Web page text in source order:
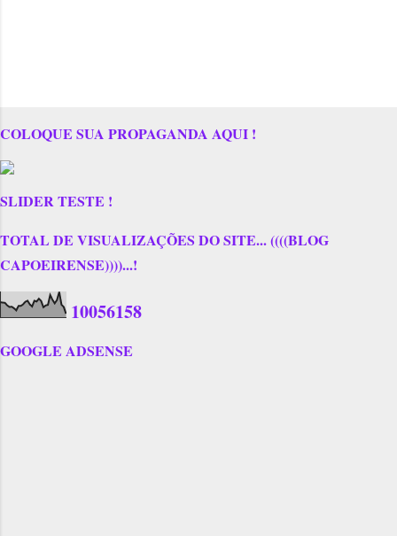
COLOQUE SUA PROPAGANDA AQUI !
SLIDER TESTE !
TOTAL DE VISUALIZAÇÕES DO SITE... ((((BLOG
CAPOEIRENSE))))...!
10056158
GOOGLE ADSENSE